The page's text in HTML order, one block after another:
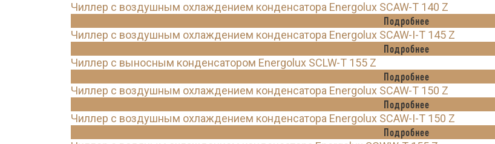
Чиллер с воздушным охлаждением конденсатора Energolux SCAW-T 140 Z
Подробнее
Чиллер с воздушным охлаждением конденсатора Energolux SCAW-I-T 145 Z
Подробнее
Чиллер с выносным конденсатором Energolux SCLW-T 155 Z
Подробнее
Чиллер с воздушным охлаждением конденсатора Energolux SCAW-T 150 Z
Подробнее
Чиллер с воздушным охлаждением конденсатора Energolux SCAW-I-T 150 Z
Подробнее